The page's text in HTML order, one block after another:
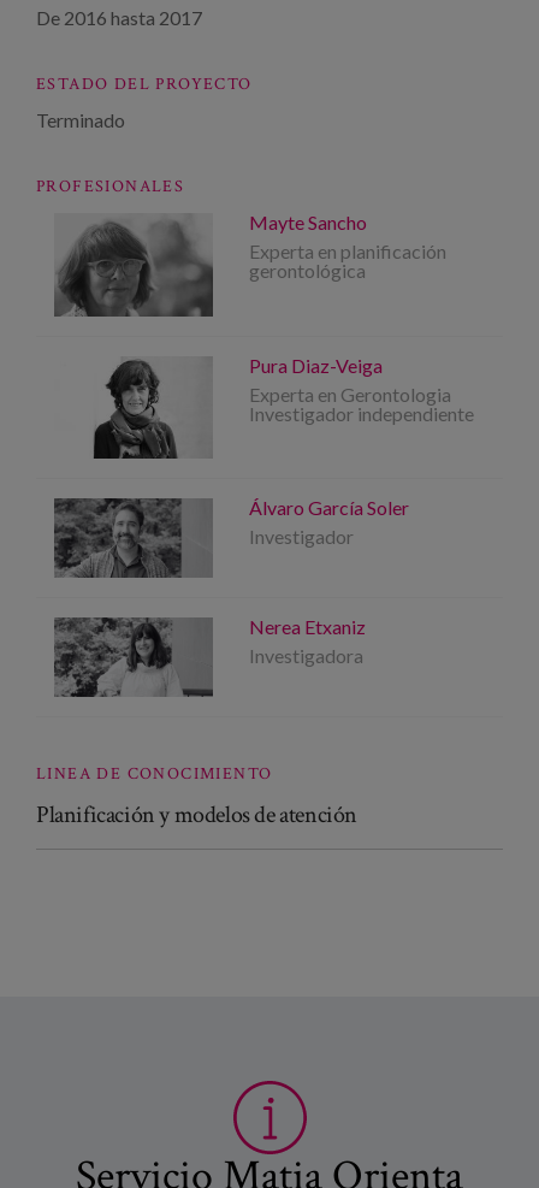
De 2016 hasta 2017
ESTADO DEL PROYECTO
Terminado
PROFESIONALES
Mayte Sancho
Experta en planificación
gerontológica
Pura Diaz-Veiga
Experta en Gerontologia
Investigador independiente
Álvaro García Soler
Investigador
Nerea Etxaniz
Investigadora
LINEA DE CONOCIMIENTO
Planificación y modelos de atención
Servicio Matia Orienta